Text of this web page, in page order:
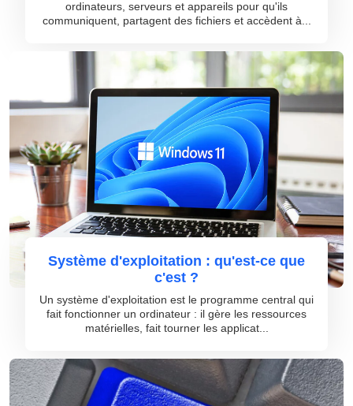
ordinateurs, serveurs et appareils pour qu'ils
communiquent, partagent des fichiers et accèdent à...
Système d'exploitation : qu'est-ce que
c'est ?
Un système d'exploitation est le programme central qui
fait fonctionner un ordinateur : il gère les ressources
matérielles, fait tourner les applicat...